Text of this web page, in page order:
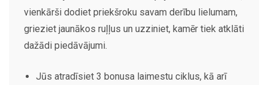
vienkārši dodiet priekšroku savam derību lielumam,
grieziet jaunākos ruļļus un uzziniet, kamēr tiek atklāti
dažādi piedāvājumi.
Jūs atradīsiet 3 bonusa laimestu ciklus, kā arī